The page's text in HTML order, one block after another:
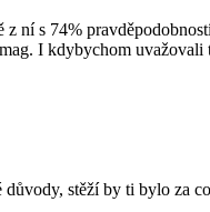
ní s 74%
I kdybychom
stěží by ti bylo za